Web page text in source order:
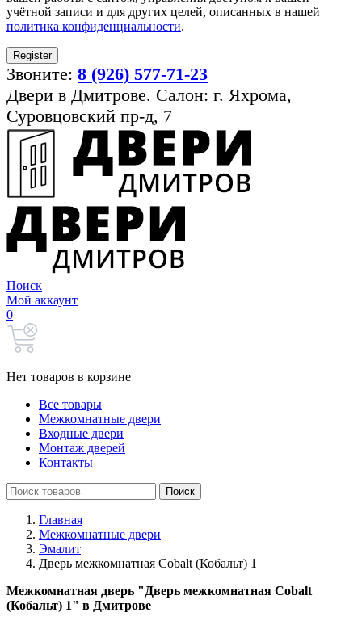
учётной записи и для других целей, описанных в нашей
политика конфиденциальности.
Register
Звоните: 8 (926) 577-71-23
Двери в Дмитрове. Салон: г. Яхрома,
Суровцовский пр-д, 7
Поиск
Мой аккаунт
0
Нет товаров в корзине
Все товары
Межкомнатные двери
Входные двери
Монтаж дверей
Контакты
Search
for:
Поиск
Главная
Межкомнатные двери
Эмалит
Дверь межкомнатная Cobalt (Кобальт) 1
Межкомнатная дверь "Дверь межкомнатная Cobalt
(Кобальт) 1" в Дмитрове